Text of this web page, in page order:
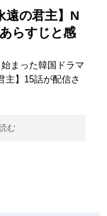
遠の君主】N
らすじと感
まった韓国ドラマ
主】15話が配信さ
む